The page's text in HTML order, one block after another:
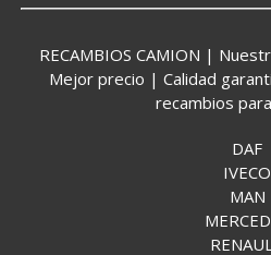
RECAMBIOS CAMION |
Mejor precio | Calidad
recambios
DAF
IVECO
MAN